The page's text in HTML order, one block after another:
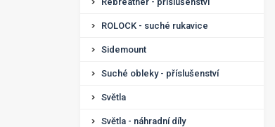
ROLOCK - suché rukavice
Sidemount
Suché obleky - příslušenství
Světla
Světla - náhradní díly